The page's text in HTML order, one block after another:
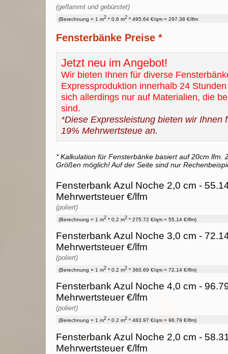
(geflammt und gebürstet)
(Berechnung = 1 m2 * 0.6 m2 * 495.64 €/qm = 297.38 €/lfm
Fensterbänke Preise *
Jetzt neu im Angebot!
Wir bieten Ihnen für diverse
Expressproduktion innerhalb 24
sich allerdings nur auf Materialien, die
sind.
*Diese Expressleistung bieten wir Ihnen
19% Mehrwertsteue an.
* Kalkulation für Fensterbänke basiert auf 20cm lfm.
Größen möglich! Auf der Seite sind nur
Fensterbank Azul Noche 2,0 cm -
Mehrwertsteuer €/lfm
(poliert)
(Berechnung = 1 m2 * 0.2 m2 * 275.72 €/qm = 55.14 €/lfm)
Fensterbank Azul Noche 3,0 cm -
Mehrwertsteuer €/lfm
(poliert)
(Berechnung = 1 m2 * 0.2 m2 * 360.69 €/qm = 72.14 €/lfm)
Fensterbank Azul Noche 4,0 cm -
Mehrwertsteuer €/lfm
(poliert)
(Berechnung = 1 m2 * 0.2 m2 * 483.97 €/qm = 96.79 €/lfm)
Fensterbank Azul Noche 2,0 cm -
Mehrwertsteuer €/lfm